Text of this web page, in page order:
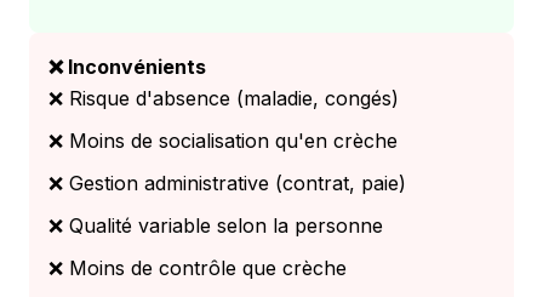
❌ Inconvénients
❌ Risque d'absence (maladie, congés)
❌ Moins de socialisation qu'en crèche
❌ Gestion administrative (contrat, paie)
❌ Qualité variable selon la personne
❌ Moins de contrôle que crèche